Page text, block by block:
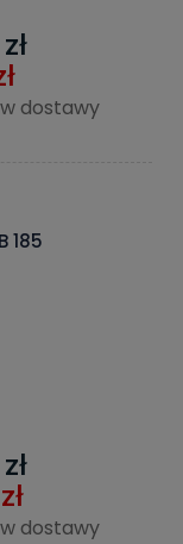
dostawy
185
dostawy